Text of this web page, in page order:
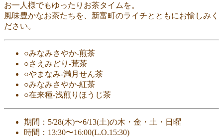
お一人様でもゆったりお茶タイムを。
風味豊かなお茶たちを、新富町のライチとともにお愉しみく
ださい。
○みなみさやか-煎茶
○さえみどり-荒茶
○やまなみ-満月せん茶
○みなみさやか-紅茶
○在来種-浅煎りほうじ茶
期間：5/28(木)〜6/13(土)の木・金・土・日曜
時間：13:30〜16:00(L.O.15:30)